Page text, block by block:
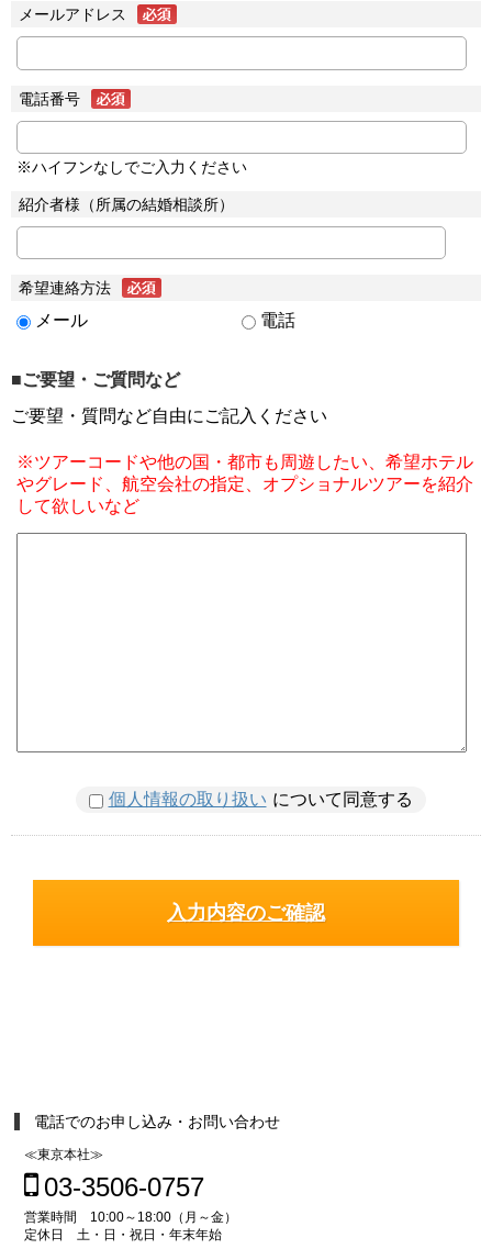
メールアドレス
電話番号
※ハイフンなしでご入力ください
紹介者様（所属の結婚相談所）
希望連絡方法
メール 電話
■ご要望・ご質問など
ご要望・質問など自由にご記入ください
※ツアーコードや他の国・都市も周遊したい、希望ホテル
やグレード、航空会社の指定、オプショナルツアーを紹介
して欲しいなど
個人情報の取り扱い について同意する
電話でのお申し込み・お問い合わせ
≪東京本社≫
03-3506-0757
営業時間 10:00～18:00（月～金）
定休日 土・日・祝日・年末年始